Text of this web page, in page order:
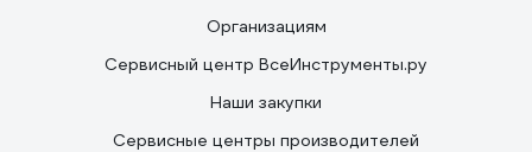
Организациям
Сервисный центр ВсеИнструменты.ру
Наши закупки
Сервисные центры производителей